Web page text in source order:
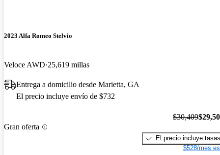
2023 Alfa Romeo Stelvio
Veloce AWD 25,619 millas
Entrega a domicilio desde Marietta, GA
El precio incluye envío de $732
Gran oferta
$30,409
El precio incluye tasas
$528/mes